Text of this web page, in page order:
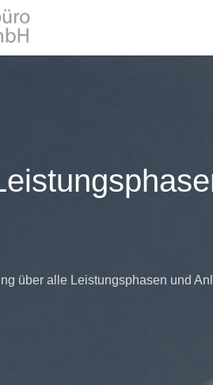
über alle Leistungsphasen und